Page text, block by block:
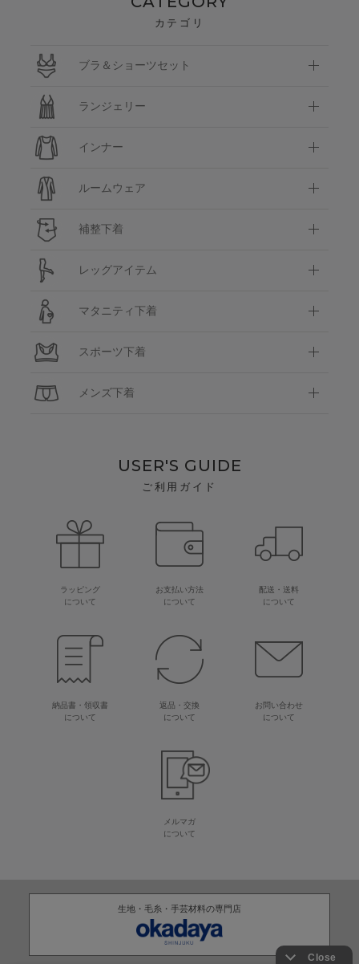
カテゴリ
ブラ＆ショーツセット
ランジェリー
インナー
ルームウェア
補整下着
レッグアイテム
マタニティ下着
スポーツ下着
メンズ下着
USER'S GUIDE
ご利用ガイド
ラッピング
について
お支払い方法
について
配送・送料
について
納品書・領収書
について
返品・交換
について
お問い合わせ
について
メルマガ
について
生地・毛糸・手芸材料の専門店